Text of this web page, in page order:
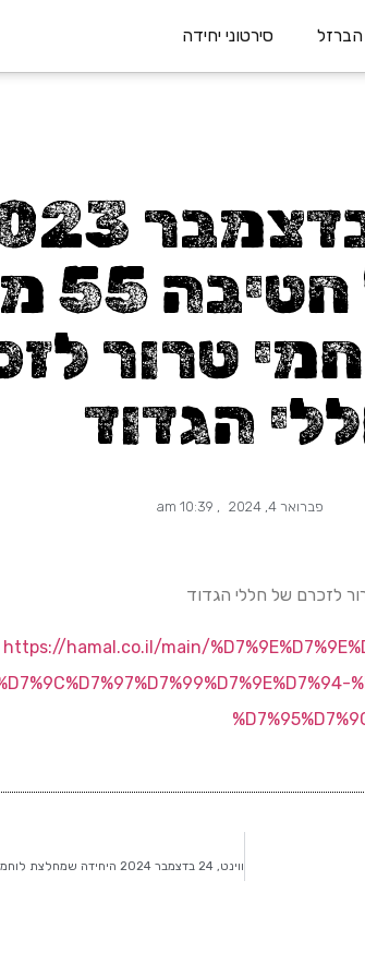
סירטוני יחידה
טרור
הגדוד
פברואר 4, 2024 ,
10:39 am
https://hamal.co.il/main/